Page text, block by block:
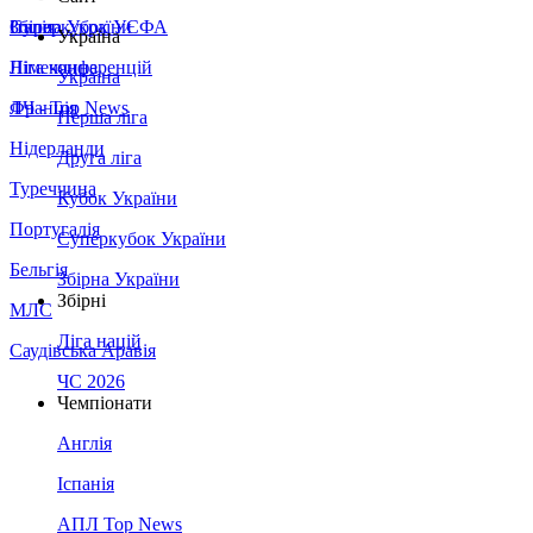
Збірна України
Італія
Німеччина
Франція
Нідерланди
Туреччина
Португалія
Бельгія
МЛС
Саудівська Аравія
Суперкубок УЄФА
Ліга конференцій
ЛЧ - Top News
Україна
Україна
Перша ліга
Друга ліга
Кубок України
Суперкубок України
Збірна України
Збірні
Ліга націй
ЧС 2026
Чемпіонати
Англія
Іспанія
АПЛ Top News